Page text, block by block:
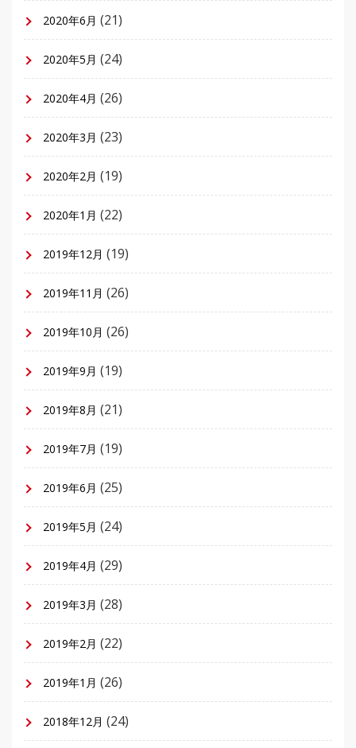
2020年6月 (21)
2020年5月 (24)
2020年4月 (26)
2020年3月 (23)
2020年2月 (19)
2020年1月 (22)
2019年12月 (19)
2019年11月 (26)
2019年10月 (26)
2019年9月 (19)
2019年8月 (21)
2019年7月 (19)
2019年6月 (25)
2019年5月 (24)
2019年4月 (29)
2019年3月 (28)
2019年2月 (22)
2019年1月 (26)
2018年12月 (24)